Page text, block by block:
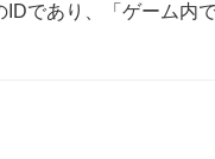
であり、「ゲーム内